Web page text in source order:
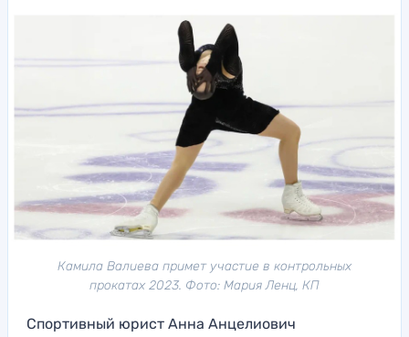
Камила Валиева примет участие в контрольных
прокатах 2023. Фото: Мария Ленц, КП
Спортивный юрист Анна Анцелиович